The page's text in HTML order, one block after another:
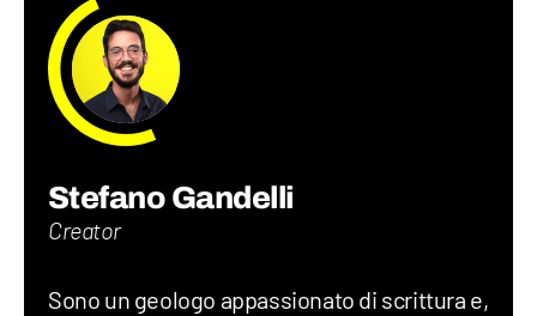
Stefano Gandelli
Creator
Sono un geologo appassionato di scrittura e,